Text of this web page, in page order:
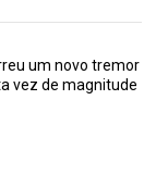
um novo tremor
vez de magnitude